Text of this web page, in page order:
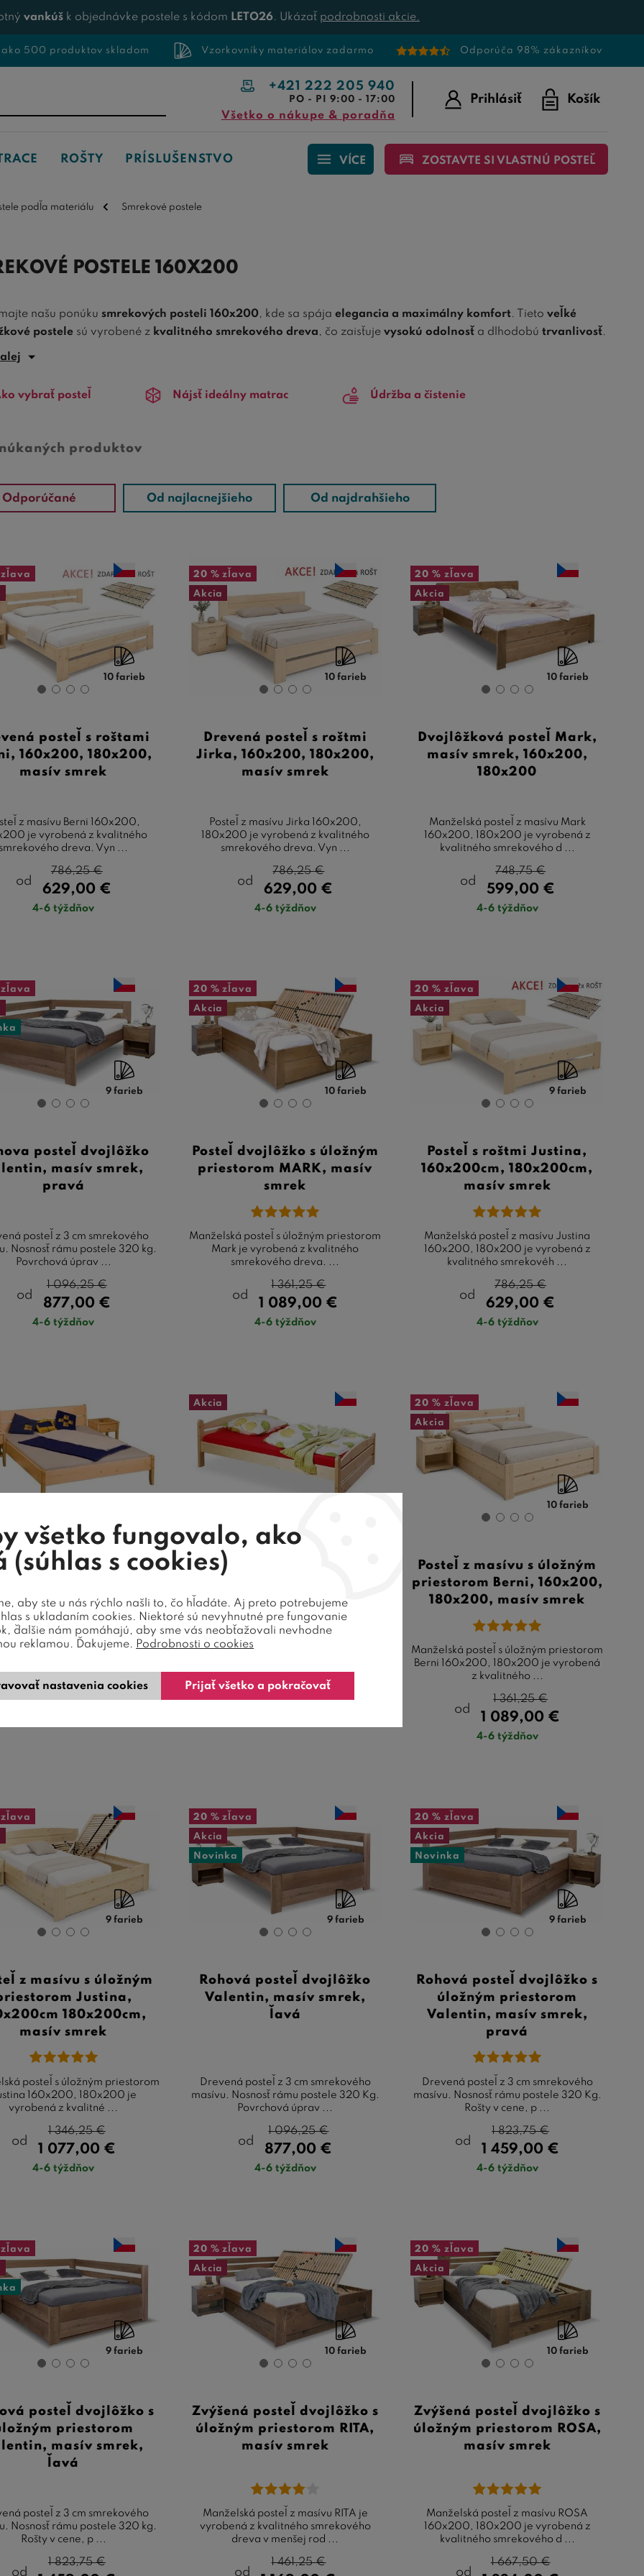
vankúš k objednávke postele s kódom LETO26. Ukázať podrobnosti akcie.
ako 500 produktov skladom Vzorkovníky materiálov zadarmo Odporúča 98% zákazníkov
+421 222 205 940
PO - PI 9:00 - 17:00
Všetko o nákupe & poradňa
Prihlásiť Košík
ROŠTY PRÍSLUŠENSTVO VÍCE ZOSTAVTE SI VLASTNÚ POSTEĽ
podľa materiálu Smrekové postele
POSTELE 160X200
našu ponúku smrekových posteli 160x200, kde sa spája elegancia a maximálny komfort. Tieto veľké
postele sú vyrobené z kvalitného smrekového dreva, čo zaisťuje vysokú odolnosť a dlhodobú trvanlivosť.
180x200 cm tieto postele ponúkajú dostatok priestoru pre
sa inšpirovať našimi atraktívnymi cenami a širokou ponukoua vyberte si posteľ, ktorá nielenže bude slúžiť ako
po klasické. Toto spojeniefunkčnosti a estetiky
robí z našich smrekových postelí ideálnu voľbu pre tých, ktorí
svojej spálni niečo viac než len miesto na spanie.
vybrať posteľ Nájsť ideálny matrac Údržba a čistenie
produktov
Odporúčané Od najlacnejšieho Od najdrahšieho
zľava
10 farieb
posteľ s roštami
160x200, 180x200,
masív smrek
z masívu Berni 160x200,
je vyrobená z kvalitného
smrekového dreva. Vyn ...
od
629,00 €
786,25€
4-6 týždňov
20 % zľava
Akcia
10 farieb
Drevená posteľ s roštmi
Jirka, 160x200, 180x200,
masív smrek
Posteľ z masívu Jirka 160x200,
180x200 je vyrobená z kvalitného
smrekového dreva. Vyn ...
od
629,00 €
786,25€
4-6 týždňov
20 % zľava
Akcia
10 farieb
Dvojlôžková posteľ Mark,
masív smrek, 160x200,
180x200
Manželská posteľ z masívu Mark
160x200, 180x200 je vyrobená z
kvalitného smrekového d ...
od
599,00 €
748,75€
4-6 týždňov
zľava
9 farieb
posteľ dvojlôžko
masív smrek,
pravá
posteľ z 3 cm smrekového
Nosnosť rámu postele 320 kg.
Povrchová úprav ...
od
877,00 €
1 096,25€
4-6 týždňov
20 % zľava
Akcia
10 farieb
Posteľ dvojlôžko s úložným
priestorom MARK, masív
smrek
Manželská posteľ s úložným priestorom
Mark je vyrobená z kvalitného
smrekového dreva. ...
od
1 089,00 €
1 361,25€
4-6 týždňov
20 % zľava
Akcia
9 farieb
Posteľ s roštmi Justina,
160x200cm, 180x200cm,
masív smrek
Manželská posteľ z masívu Justina
160x200, 180x200 je vyrobená z
kvalitného smrekovéh ...
od
629,00 €
786,25€
4-6 týždňov
z masivu - dvojlôžko
dvojlôžko IAL3 160x200 je
284,00€
Akcia
Posteľ z masívu - dvojlôžko
Manželská posteľ, dvojlôžko
369,00€
20 % zľava
Akcia
10 farieb
Posteľ z masívu s úložným
priestorom Berni, 160x200,
180x200, masív smrek
Manželská posteľ s úložným priestorom
Berni 160x200, 180x200 je vyrobená
z kvalitného ...
od
1 089,00 €
1 361,25€
4-6 týždňov
zľava
9 farieb
z masívu s úložným
Justina,
180x200cm,
masív smrek
posteľ s úložným priestorom
160x200, 180x200 je
vyrobená z kvalitné ...
od
1 077,00 €
1 346,25€
4-6 týždňov
20 % zľava
Akcia
Novinka
9 farieb
Rohová posteľ dvojlôžko
Valentin, masív smrek,
ľavá
Drevená posteľ z 3 cm smrekového
masívu. Nosnosť rámu postele 320 Kg.
Povrchová úprav ...
od
877,00 €
1 096,25€
4-6 týždňov
20 % zľava
Akcia
Novinka
9 farieb
Rohová posteľ dvojlôžko s
úložným priestorom
Valentin, masív smrek,
pravá
Drevená posteľ z 3 cm smrekového
masívu. Nosnosť rámu postele 320 Kg.
Rošty v cene, p ...
od
1 459,00 €
1 823,75€
4-6 týždňov
zľava
9 farieb
posteľ dvojlôžko s
priestorom
masív smrek,
ľavá
posteľ z 3 cm smrekového
Nosnosť rámu postele 320 kg.
Rošty v cene, p ...
od
1 823,75€
20 % zľava
Akcia
10 farieb
Zvýšená posteľ dvojlôžko s
úložným priestorom RITA,
masív smrek
Manželská posteľ z masívu RITA je
vyrobená z kvalitného smrekového
dreva v menšej rod ...
od
1 461,25€
20 % zľava
Akcia
10 farieb
Zvýšená posteľ dvojlôžko s
úložným priestorom ROSA,
masív smrek
Manželská posteľ z masívu ROSA
160x200, 180x200 je vyrobená z
kvalitného smrekového d ...
od
1 667,50€
všetko fungovalo, ako
(súhlas s cookies)
aby ste u nás rýchlo našli to, čo hľadáte. Aj preto potrebujeme
s ukladaním cookies. Niektoré sú nevyhnutné pre fungovanie
ďalšie nám pomáhajú, aby sme vás neobťažovali nevhodne
reklamou. Ďakujeme. Podrobnosti o cookies
nastavenia cookies Prijať všetko a pokračovať